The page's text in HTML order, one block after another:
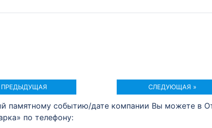
ПРЕДЫДУЩАЯ СЛЕДУЮЩАЯ »
памятному событию/дате компании Вы можете в
по телефону: